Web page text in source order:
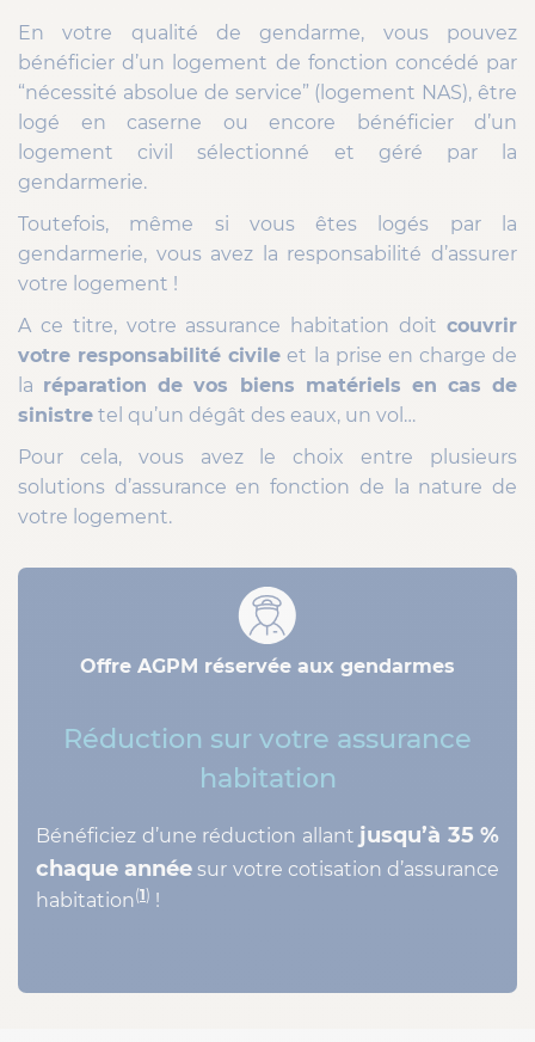
En votre qualité de gendarme, vous pouvez
bénéficier d’un logement de fonction concédé par
“nécessité absolue de service” (logement NAS), être
logé en caserne ou encore bénéficier d’un
logement civil sélectionné et géré par la
gendarmerie.
Toutefois, même si vous êtes logés par la
gendarmerie, vous avez la responsabilité d’assurer
votre logement !
A ce titre, votre assurance habitation doit couvrir
votre responsabilité civile et la prise en charge de
la réparation de vos biens matériels en cas de
sinistre tel qu’un dégât des eaux, un vol…
Pour cela, vous avez le choix entre plusieurs
solutions d’assurance en fonction de la nature de
votre logement.
Offre AGPM réservée aux gendarmes
Réduction sur votre assurance
habitation
Bénéficiez d’une réduction allant jusqu’à 35 %
chaque année sur votre cotisation d’assurance
habitation(1) !